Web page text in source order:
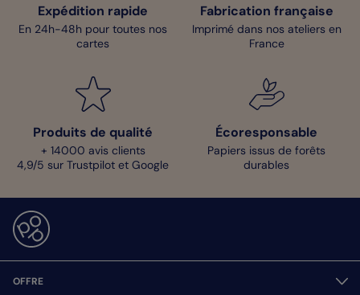
Expédition rapide
En 24h-48h pour toutes nos
cartes
Fabrication française
Imprimé dans nos ateliers en
France
Produits de qualité
+ 14000 avis clients
4,9/5 sur Trustpilot et Google
Écoresponsable
Papiers issus de forêts
durables
OFFRE